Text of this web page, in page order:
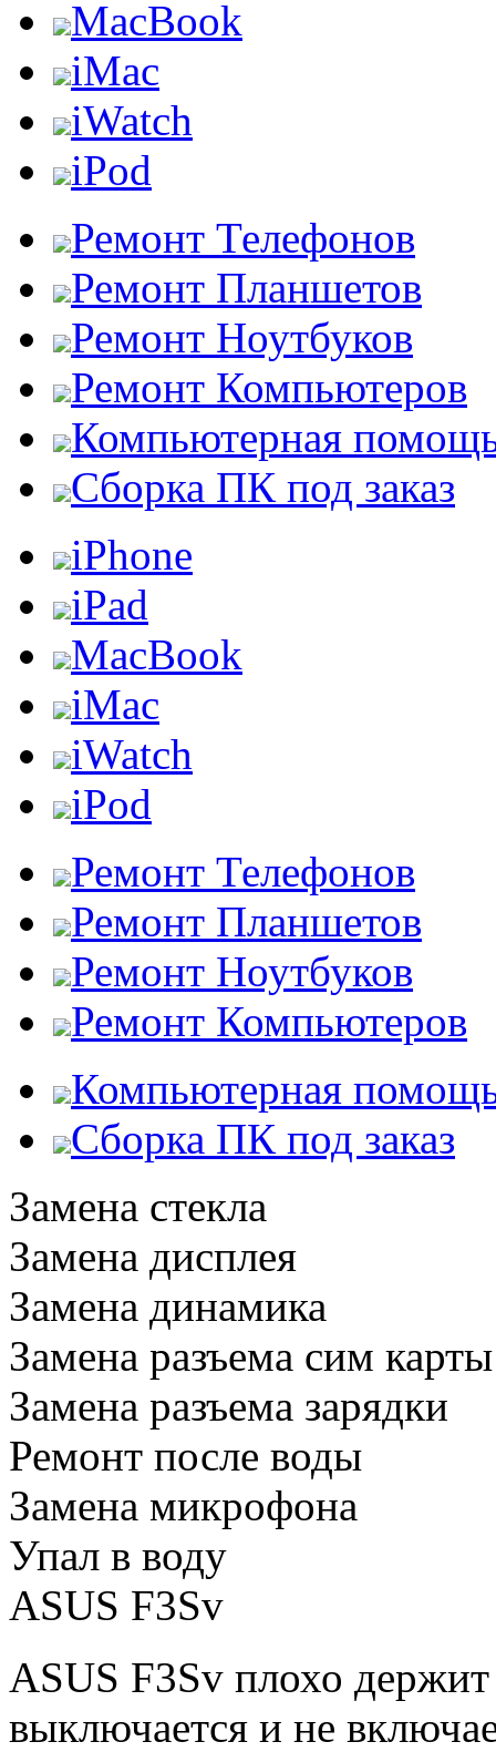
MacBook
iMac
iWatch
iPod
Ремонт Телефонов
Ремонт Планшетов
Ремонт Ноутбуков
Ремонт Компьютеров
Компьютерная
Сборка ПК под заказ
iPhone
iPad
MacBook
iMac
iWatch
iPod
Ремонт Телефонов
Ремонт Планшетов
Ремонт Ноутбуков
Ремонт Компьютеров
Компьютерная
Сборка ПК под заказ
Замена стекла
Замена дисплея
Замена динамика
Замена разъема сим карты
Замена разъема зарядки
Ремонт после воды
Замена микрофона
Упал в воду
ASUS F3Sv
ASUS F3Sv плохо держит
выключается и не